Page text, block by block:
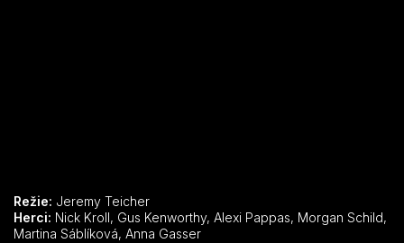
Režie: Jeremy Teicher
Herci:
Martina Sáblíková, Anna Gasser